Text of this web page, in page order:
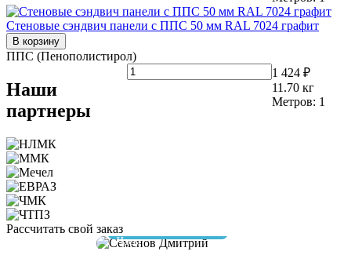
Стеновые сэндвич панели с ППС 50 мм RAL 7024 графит
В корзину
ППС (Пенополистирол)
1 424 ₽
11.70 кг
Метров: 1
Наши
партнеры
Рассчитать свой заказ